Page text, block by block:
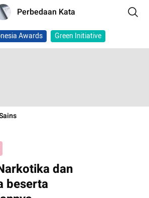
Perbedaan Kata
Awards Green Initiative
dan
beserta